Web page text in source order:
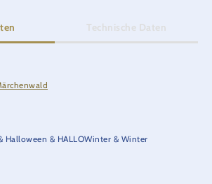
Technische Daten
Halloween & HALLOWinter & Winter